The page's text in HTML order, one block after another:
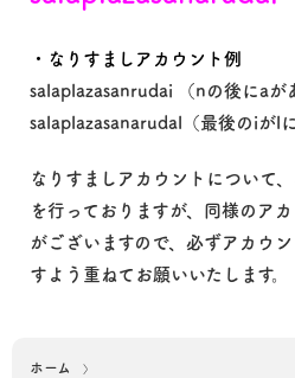
・なりすましアカウント例
salaplazasanrudai （nの後にaが
salaplazasanarudal（最後のiがl
なりすましアカウントについて
を行っておりますが、同様のア
がございますので、必ずアカウ
すよう重ねてお願いいたします。
ホーム